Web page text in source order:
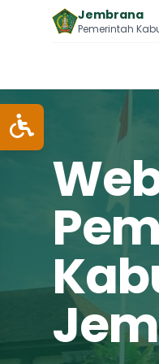
Jembrana
Pemerintah